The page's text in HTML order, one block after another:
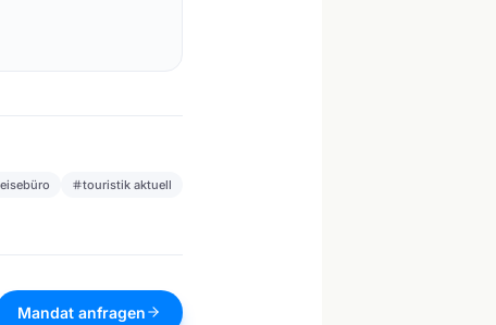
touristik aktuell
Mandat anfragen